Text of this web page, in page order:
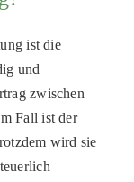
ist die
und
zwischen
Fall ist der
wird sie